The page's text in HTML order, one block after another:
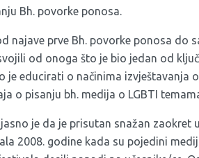
Bh. povorke ponosa.
najave prve Bh. povorke ponosa
od onoga što je bio jedan od
je educirati o načinima izvještavanja
o pisanju bh. medija o LGBTI
je da je prisutan snažan
2008. godine kada su pojedini